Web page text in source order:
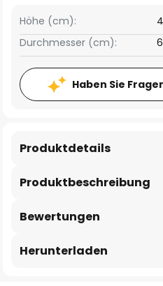
Höhe (cm):
Durchmesser (cm):
Haben Sie
Produktbeschreibung
Produktdetails
Bewertungen
Herunterladen